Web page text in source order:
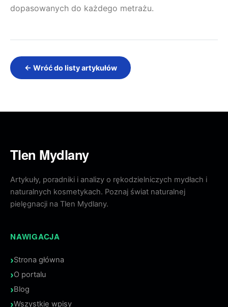
dopasowanych do każdego metrażu.
← Wróć do listy artykułów
Tlen Mydlany
Artykuły, poradniki i analizy o rękodzielniczych mydłach i
naturalnych kosmetykach. Poznaj świat naturalnej
pielęgnacji na Tlen Mydlany.
NAWIGACJA
Strona główna
O portalu
Blog
Wszystkie wpisy